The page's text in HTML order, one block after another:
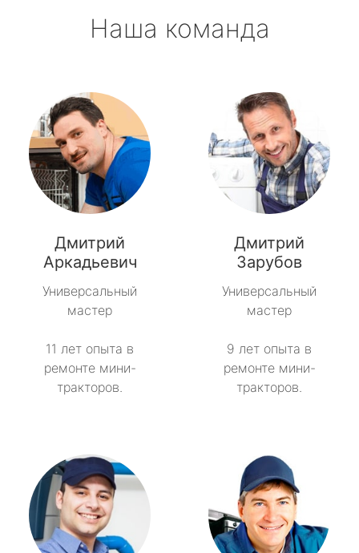
Наша команда
Дмитрий
Аркадьевич
Универсальный
мастер
11 лет опыта в
ремонте мини-
тракторов.
Дмитрий
Зарубов
Универсальный
мастер
9 лет опыта в
ремонте мини-
тракторов.